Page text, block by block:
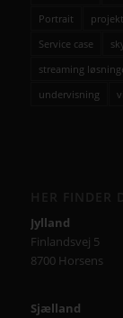
Portrait
Service case
streaming
undervisning
Jylland
Finlandsvej 5
8700 Horsens
Sjælland